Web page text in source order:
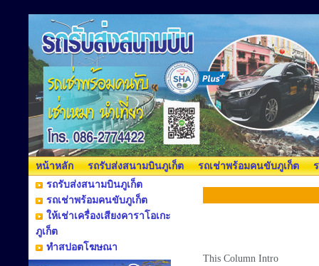
หน้าหลัก รถรับส่งสนามบินภูเก็ต รถเช่าพร้อมคนขับภูเก็ต
รถรับส่งสนามบินภูเก็ต
รถเช่าพร้อมคนขับภูเก็ต
ให้เช่าเครื่องเสียงคาราโอเกะ
ภูเก็ต
ทำสปอตโฆษณา
This Column Intro